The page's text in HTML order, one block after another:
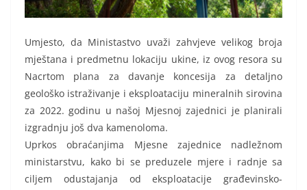
Umjesto, da Ministastvo uvaži zahvjeve velikog broja
mještana i predmetnu lokaciju ukine, iz ovog resora su
Nacrtom plana za davanje koncesija za detaljno
geološko istraživanje i eksploataciju mineralnih sirovina
za 2022. godinu u našoj Mjesnoj zajednici je planirali
izgradnju još dva kamenoloma.
Uprkos obraćanjima Mjesne zajednice nadležnom
ministarstvu, kako bi se preduzele mjere i radnje sa
ciljem odustajanja od eksploatacije građevinsko-